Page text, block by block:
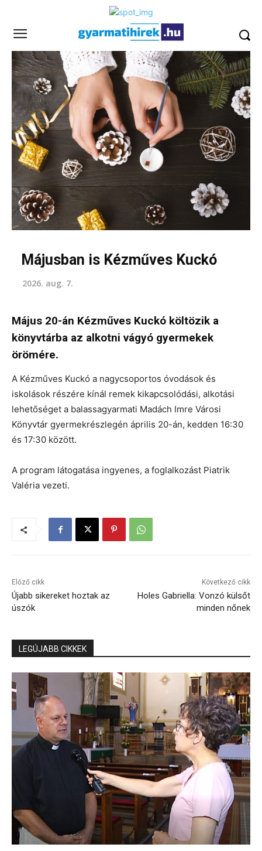
Májusban is Kézműves Kuckó
2026. aug. 7.
Május 20-án Kézműves Kuckó költözik a
könyvtárba az alkotni vágyó gyermekek
örömére.
A Kézműves Kuckó a nagycsoportos óvodások és
iskolások részére kínál remek kikapcsolódási, alkotási
lehetőséget a balassagyarmati Madách Imre Városi
Könyvtár gyermekrészlegén április 20-án, kedden 16:30
és 17:30 között.
A program látogatása ingyenes, a foglalkozást Piatrik
Valéria vezeti.
Előző cikk
Újabb sikereket hoztak az
úszók
Következő cikk
Holes Gabriella: Vonzó külsőt
minden nőnek
LEGÚJABB CIKKEK